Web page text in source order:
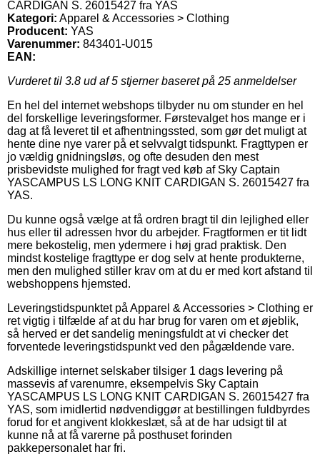
CARDIGAN S. 26015427 fra YAS
Kategori: Apparel & Accessories > Clothing
Producent: YAS
Varenummer: 843401-U015
EAN:
Vurderet til 3.8 ud af 5 stjerner baseret på 25 anmeldelser
En hel del internet webshops tilbyder nu om stunder en hel
del forskellige leveringsformer. Førstevalget hos mange er i
dag at få leveret til et afhentningssted, som gør det muligt at
hente dine nye varer på et selvvalgt tidspunkt. Fragttypen er
jo vældig gnidningsløs, og ofte desuden den mest
prisbevidste mulighed for fragt ved køb af Sky Captain
YASCAMPUS LS LONG KNIT CARDIGAN S. 26015427 fra
YAS.
Du kunne også vælge at få ordren bragt til din lejlighed eller
hus eller til adressen hvor du arbejder. Fragtformen er tit lidt
mere bekostelig, men ydermere i høj grad praktisk. Den
mindst kostelige fragttype er dog selv at hente produkterne,
men den mulighed stiller krav om at du er med kort afstand til
webshoppens hjemsted.
Leveringstidspunktet på Apparel & Accessories > Clothing er
ret vigtig i tilfælde af at du har brug for varen om et øjeblik,
så herved er det sandelig meningsfuldt at vi checker det
forventede leveringstidspunkt ved den pågældende vare.
Adskillige internet selskaber tilsiger 1 dags levering på
massevis af varenumre, eksempelvis Sky Captain
YASCAMPUS LS LONG KNIT CARDIGAN S. 26015427 fra
YAS, som imidlertid nødvendiggør at bestillingen fuldbyrdes
forud for et angivent klokkeslæt, så at de har udsigt til at
kunne nå at få varerne på posthuset forinden
pakkepersonalet har fri.